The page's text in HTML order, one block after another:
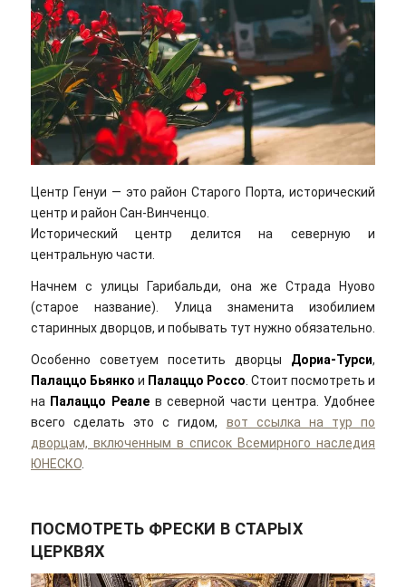
Центр Генуи — это район Старого Порта, исторический
центр и район Сан-Винченцо.
Исторический центр делится на северную и
центральную части.
Начнем с улицы Гарибальди, она же Страда Нуово
(старое название). Улица знаменита изобилием
старинных дворцов, и побывать тут нужно обязательно.
Особенно советуем посетить дворцы Дориа-Турси,
Палаццо Бьянко и Палаццо Россо . Стоит посмотреть и
на Палаццо Реалев северной части центра. Удобнее
всего сделать это с гидом, вот ссылка на тур по
дворцам, включенным в список Всемирного наследия
ЮНЕСКО.
ПОСМОТРЕТЬ ФРЕСКИ В СТАРЫХ
ЦЕРКВЯХ